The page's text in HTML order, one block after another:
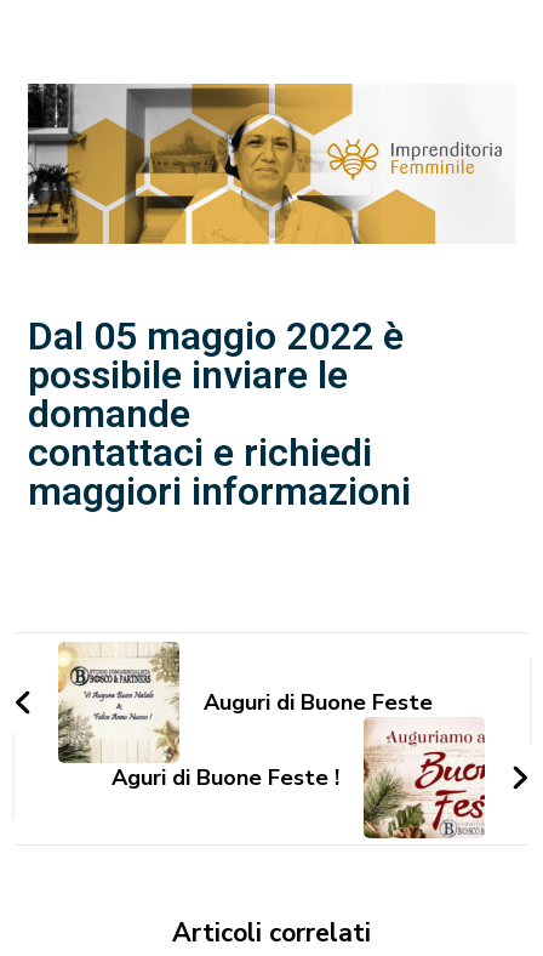
Dal 05 maggio 2022 è
possibile inviare le
domande
contattaci e richiedi
maggiori informazioni
Auguri di Buone Feste
Aguri di Buone Feste !
Articoli correlati